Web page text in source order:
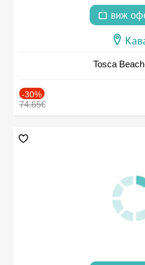
виж
Tosca
-30%
74.65€